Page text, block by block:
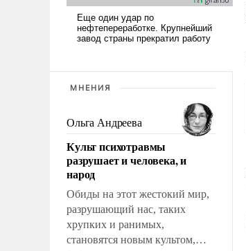
МНЕНИЯ
Ольга Андреева
Культ психотравмы
разрушает и человека, и
народ
Обиды на этот жестокий мир,
разрушающий нас, таких
хрупких и ранимых,
становятся новым культом,